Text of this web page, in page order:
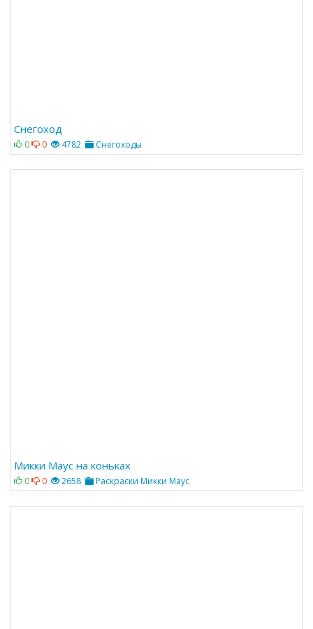
Снегоход
0 0 4782 Снегоходы
Микки Маус на коньках
0 0 2658 Раскраски Микки Маус